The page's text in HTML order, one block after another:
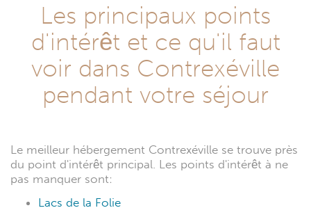
Les principaux points
d'intérêt et ce qu'il faut
voir dans Contrexéville
pendant votre séjour
Le meilleur hébergement Contrexéville se trouve près
du point d'intérêt principal. Les points d'intérêt à ne
pas manquer sont:
Lacs de la Folie